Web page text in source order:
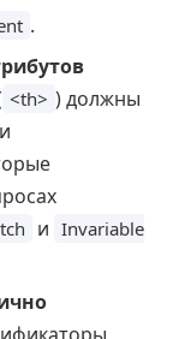
.
<th> ) должны
и Invariable